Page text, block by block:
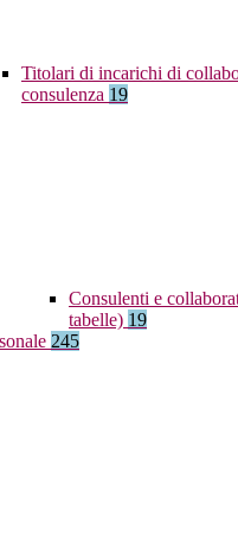
Titolari di incarichi di
consulenza 19
Consulenti e
tabelle) 19
245